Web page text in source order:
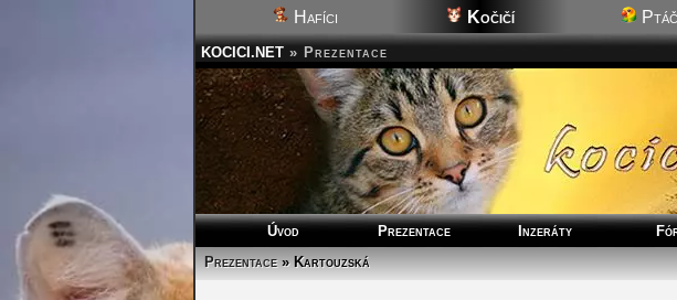
Hafíci Kočičí
KOCICI.NET » Prezentace
Úvod Prezentace Inzeráty
Prezentace» Kartouzská